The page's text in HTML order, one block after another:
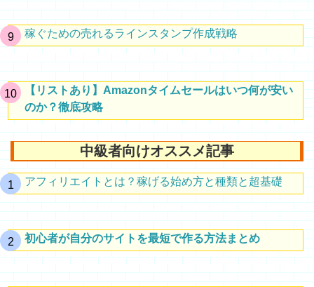
稼ぐための売れるラインスタンプ作成戦略
【リストあり】Amazonタイムセールはいつ何が安い
のか？徹底攻略
中級者向けオススメ記事
アフィリエイトとは？稼げる始め方と種類と超基礎
初心者が自分のサイトを最短で作る方法まとめ